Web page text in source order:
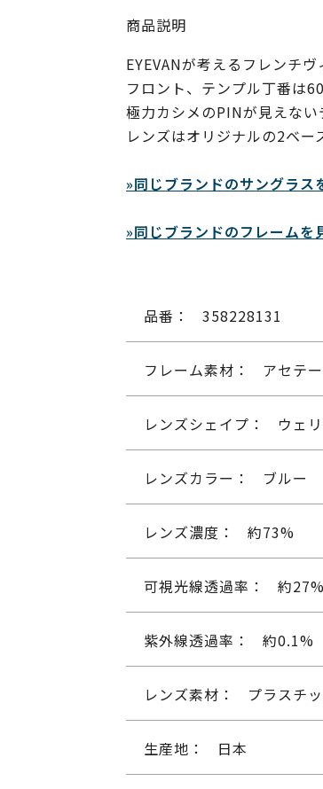
商品説明
EYEVANが考えるフレンチ
フロント、テンプル丁番は
極力カシメのPINが見えな
レンズはオリジナルの2ベー
»同じブランドのサングラス
»同じブランドのフレームを
品番： 358228131
フレーム素材： アセテ
レンズシェイプ： ウェ
レンズカラー： ブルー
レンズ濃度： 約73%
可視光線透過率： 約27%
紫外線透過率： 約0.1%
レンズ素材： プラスチ
生産地： 日本